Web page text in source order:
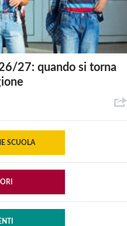
27: quando si torna
SCUOLA